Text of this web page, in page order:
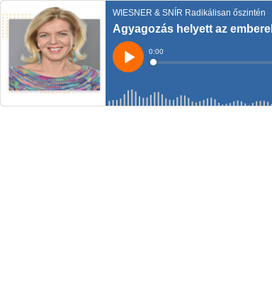
WIESNER & SNÍR Radikálisan őszintén
Agyagozás helyett az
Play
Current
Time
0:00
Loaded: